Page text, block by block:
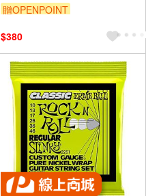
贈OPENPOINT
$380